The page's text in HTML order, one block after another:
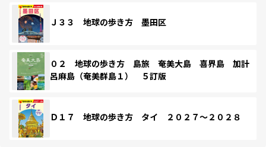
Ｊ３３ 地球の歩き方 墨田区
０２ 地球の歩き方 島旅 奄美大島 喜界島 加計
呂麻島（奄美群島１） ５訂版
Ｄ１７ 地球の歩き方 タイ ２０２７～２０２８